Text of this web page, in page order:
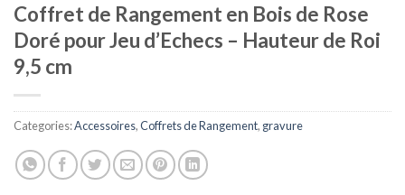
Coffret de Rangement en Bois de Rose
Doré pour Jeu d’Echecs – Hauteur de Roi
9,5 cm
Categories:Accessoires,Coffrets de Rangement, gravure